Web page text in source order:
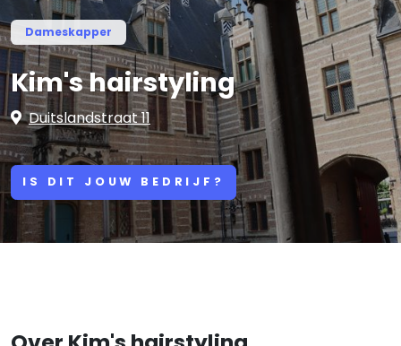
Dameskapper
Kim's hairstyling
Duitslandstraat 11
IS DIT JOUW BEDRIJF?